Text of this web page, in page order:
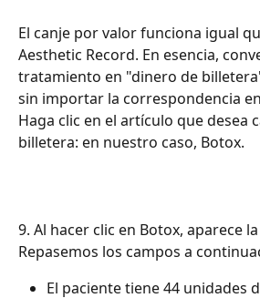
El canje por valor funciona igual
Aesthetic Record. En esencia,
tratamiento en "dinero de
sin importar la correspondencia
Haga clic en el artículo que desea
billetera: en nuestro caso, Botox.
9. Al hacer clic en Botox, aparece
Repasemos los campos a
El paciente tiene 44 unidades